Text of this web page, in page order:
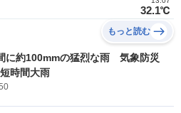
32.1℃
もっと読む
に約100mmの猛烈な雨 気象防災
時間大雨